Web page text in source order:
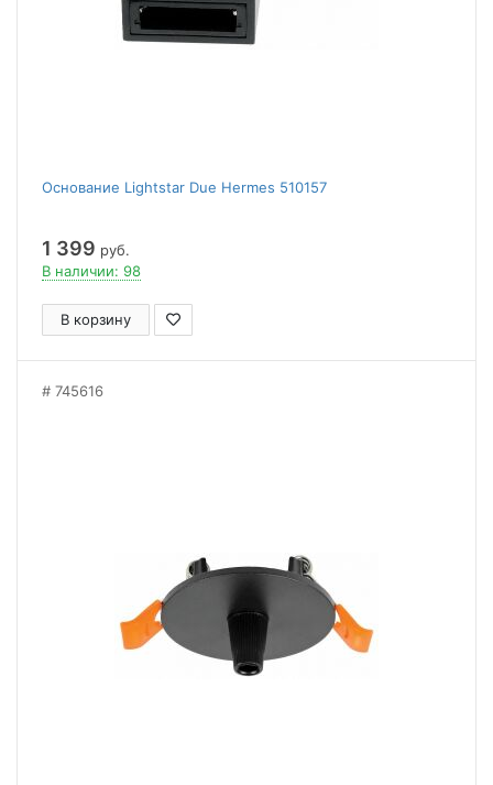
Основание Lightstar Due Hermes 510157
1 399 руб.
В наличии: 98
В корзину
745616